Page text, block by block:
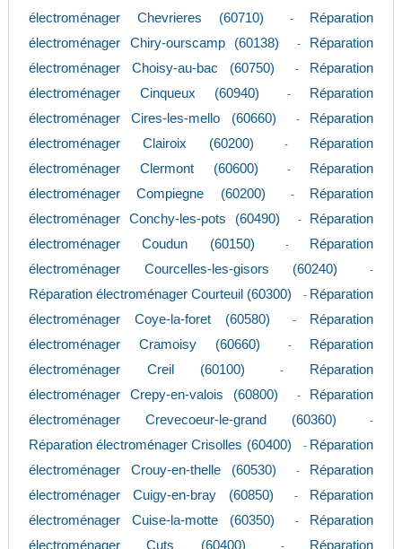
électroménager Chevrieres (60710)
-
Réparation
électroménager Chiry-ourscamp (60138)
-
Réparation
électroménager Choisy-au-bac (60750)
-
Réparation
électroménager Cinqueux (60940)
-
Réparation
électroménager Cires-les-mello (60660)
-
Réparation
électroménager Clairoix (60200)
-
Réparation
électroménager Clermont (60600)
-
Réparation
électroménager Compiegne (60200)
-
Réparation
électroménager Conchy-les-pots (60490)
-
Réparation
électroménager Coudun (60150)
-
Réparation
électroménager Courcelles-les-gisors (60240)
-
Réparation électroménager Courteuil (60300) - Réparation
électroménager Coye-la-foret (60580)
-
Réparation
électroménager Cramoisy (60660)
-
Réparation
électroménager Creil (60100)
-
Réparation
électroménager Crepy-en-valois (60800)
-
Réparation
électroménager Crevecoeur-le-grand (60360)
-
Réparation électroménager Crisolles (60400) - Réparation
électroménager Crouy-en-thelle (60530)
-
Réparation
électroménager Cuigy-en-bray (60850)
-
Réparation
électroménager Cuise-la-motte (60350)
-
Réparation
électroménager Cuts (60400)
Réparation